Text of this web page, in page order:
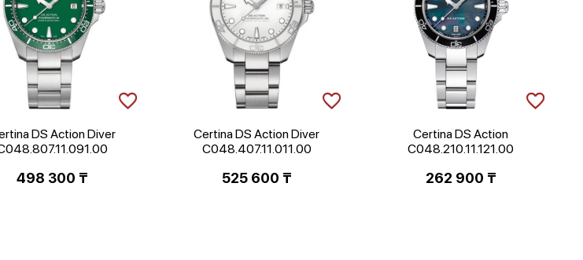
DS Action Diver
498 300 ₸
Certina DS Action Diver
C048.407.11.011.00
525 600 ₸
Certina DS Action
C048.210.11.121.00
262 900 ₸